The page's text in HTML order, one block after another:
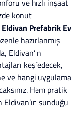
ve hızlı inşaat
konut
Eldivan Prefabrik Ev
hazırlanmış
Eldivan’ın
keşfedecek,
ve hangi uygulama
Hem pratik
sunduğu